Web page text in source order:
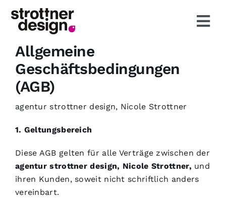
Skip
Aktuelles
Projekte
Allgemeine
Geschäftsbedingungen
(AGB)
agentur strottner design, Nicole Strottner
1. Geltungsbereich
Diese AGB gelten für alle Verträge zwischen der
agentur strottner design, Nicole Strottner, und
ihren Kunden, soweit nicht schriftlich anders
vereinbart.